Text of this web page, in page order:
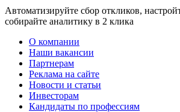
Автоматизируйте сбор откликов,
собирайте аналитику в 2 клика
О компании
Наши вакансии
Партнерам
Реклама на сайте
Новости и статьи
Инвесторам
Кандидаты по профессиям